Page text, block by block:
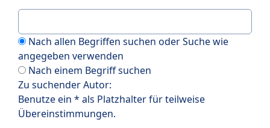
Nach allen Begriffen suchen oder Suche wie
angegeben verwenden
Nach einem Begriff suchen
Zu suchender Autor:
Benutze ein * als Platzhalter für teilweise
Übereinstimmungen.